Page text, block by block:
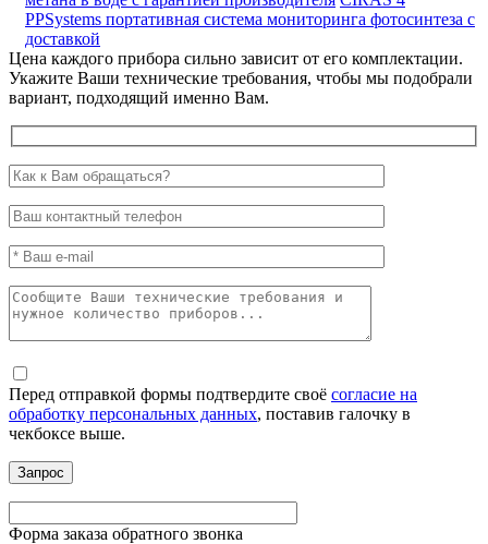
PPSystems портативная система мониторинга фотосинтеза с
доставкой
Цена каждого прибора сильно зависит от его комплектации.
Укажите Ваши технические требования, чтобы мы подобрали
вариант, подходящий именно Вам.
Перед отправкой формы подтвердите своё согласие на
обработку персональных данных, поставив галочку в
чекбоксе выше.
Форма заказа обратного звонка